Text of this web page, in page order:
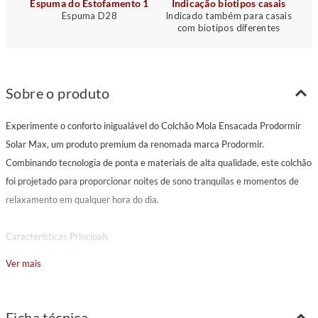
Espuma do Estofamento 1
Espuma D28
Indicação biotipos casais
Indicado também para casais
com biotipos diferentes
Sobre o produto
Experimente o conforto inigualável do Colchão Mola Ensacada Prodormir
Solar Max, um produto premium da renomada marca Prodormir.
Combinando tecnologia de ponta e materiais de alta qualidade, este colchão
foi projetado para proporcionar noites de sono tranquilas e momentos de
relaxamento em qualquer hora do dia.
Características Principais
Ver mais